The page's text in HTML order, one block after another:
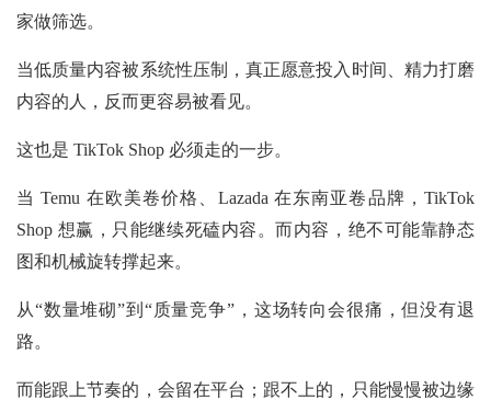
家做筛选。
当低质量内容被系统性压制，真正愿意投入时间、精力打磨
内容的人，反而更容易被看见。
这也是 TikTok Shop 必须走的一步。
当 Temu 在欧美卷价格、Lazada 在东南亚卷品牌，TikTok
Shop 想赢，只能继续死磕内容。而内容，绝不可能靠静态
图和机械旋转撑起来。
从“数量堆砌”到“质量竞争”，这场转向会很痛，但没有退
路。
而能跟上节奏的，会留在平台；跟不上的，只能慢慢被边缘